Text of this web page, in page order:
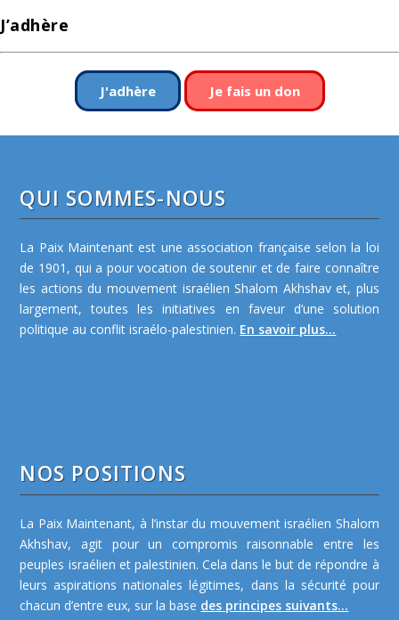
J’adhère
J'adhère Je fais un don
QUI SOMMES-NOUS
La Paix Maintenant est une association française selon la loi
de 1901, qui a pour vocation de soutenir et de faire connaître
les actions du mouvement israélien Shalom Akhshav et, plus
largement, toutes les initiatives en faveur d’une solution
politique au conflit israélo-palestinien. En savoir plus...
NOS POSITIONS
La Paix Maintenant, à l’instar du mouvement israélien Shalom
Akhshav, agit pour un compromis raisonnable entre les
peuples israélien et palestinien. Cela dans le but de répondre à
leurs aspirations nationales légitimes, dans la sécurité pour
chacun d’entre eux, sur la base des principes suivants...